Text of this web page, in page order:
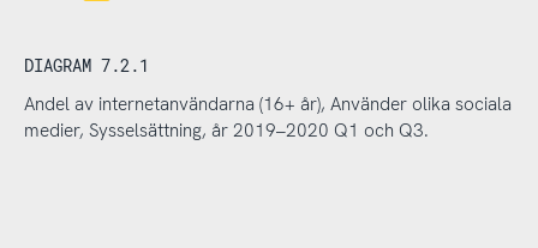
DIAGRAM 7.2.1
Andel av internetanvändarna (16+ år), Använder olika sociala
medier, Sysselsättning, år 2019–2020 Q1 och Q3.